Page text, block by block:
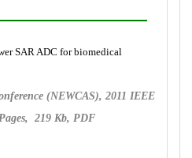
SAR ADC for biomedical
(NEWCAS), 2011 IEEE
219 Kb, PDF